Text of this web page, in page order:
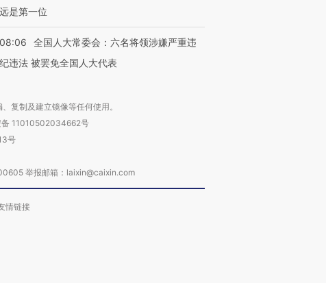
远是第一位
08:06
全国人大常委会：六名将领涉嫌严重违
纪违法 被罢免全国人大代表
复制及建立镜像等任何使用。
备 11010502034662号
号
举报邮箱：laixin@caixin.com
情链接